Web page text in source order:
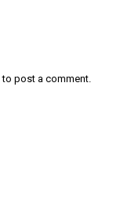
to post a comment.